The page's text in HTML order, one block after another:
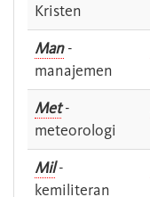
Kristen
Man-
manajemen
Met-
meteorologi
Mil-
kemiliteran